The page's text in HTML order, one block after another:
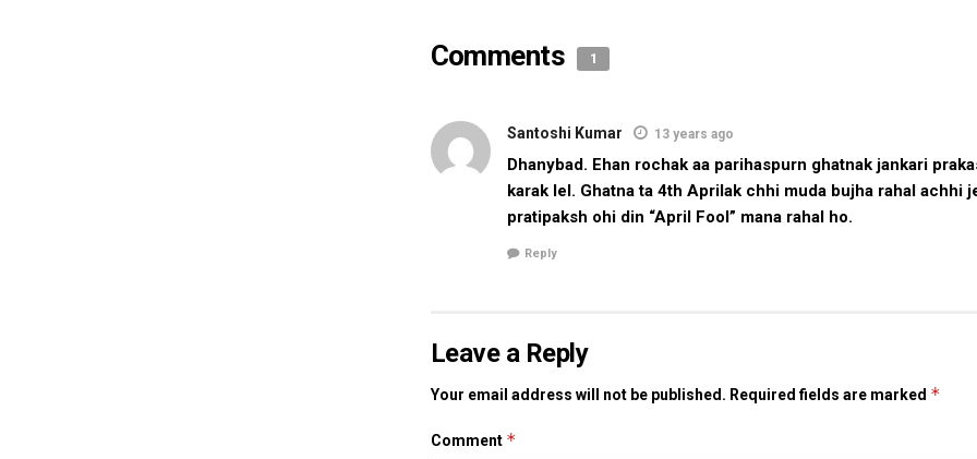
Comments 1
Santoshi Kumar 13 years ago
Dhanybad. Ehan rochak aa parihaspurn ghatnak jankari
karak lel. Ghatna ta 4th Aprilak chhi muda bujha rahal achhi
pratipaksh ohi din “April Fool” mana rahal ho.
Reply
Leave a Reply
Your email address will not be published. Required fields are marked *
Comment *